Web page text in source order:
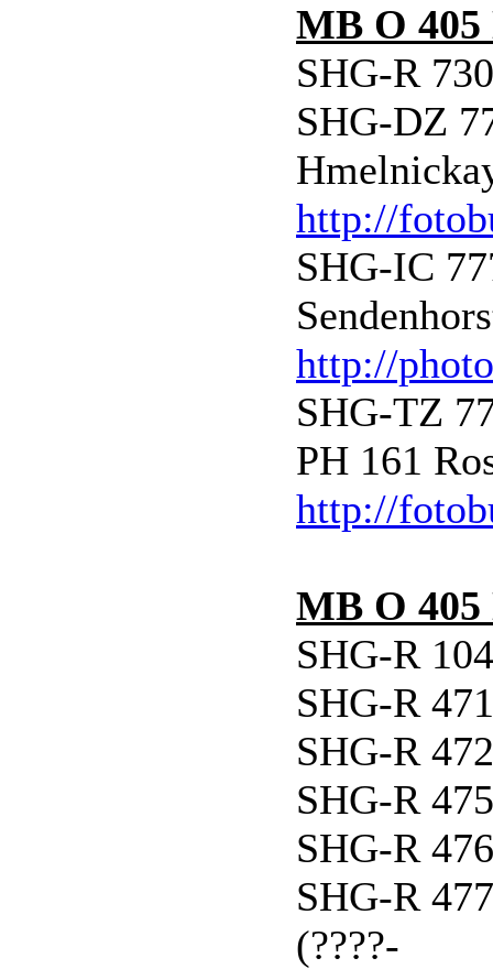
MB O 405
SHG-R
SHG-DZ
http://
SHG-IC
http://
SHG-TZ
PH 161
http://
MB O 405
SHG-R
SHG-R
SHG-R
SHG-R
SHG-R
SHG-R
(????-